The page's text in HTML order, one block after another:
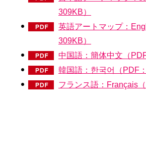
309KB）
英語アートマップ：
309KB）
中国語：簡体中文（
韓国語：한국어（PDF
フランス語：Français